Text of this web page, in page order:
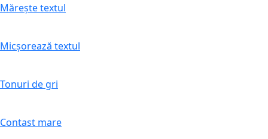
Mărește textul
Micșorează textul
Tonuri de gri
Contast mare